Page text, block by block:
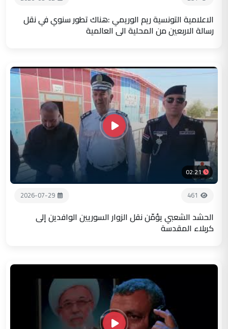
الاعلامية التونسية ريم الوريمي :هناك تطور سنوي في نقل
رسالة الاربعين من المحلية الى العالمية
02:21
461
2026-07-29
الحشد الشعبي يؤمّن نقل الزوار السوريين الوافدين إلى
كربلاء المقدسة